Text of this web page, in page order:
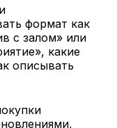
формат как
с залом» или
какие
описывать